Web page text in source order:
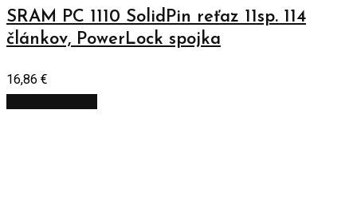
SRAM PC 1110 SolidPin reťaz 11sp. 114
článkov, PowerLock spojka
16,86 €